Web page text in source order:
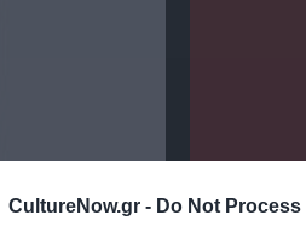
CultureNow.gr - Do Not